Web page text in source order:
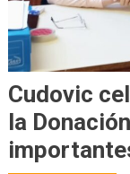
Cudovic
la